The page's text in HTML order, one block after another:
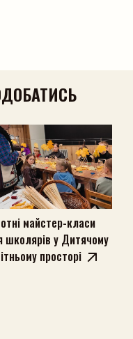
майстер-класи
школярів у Дитячому
просторі